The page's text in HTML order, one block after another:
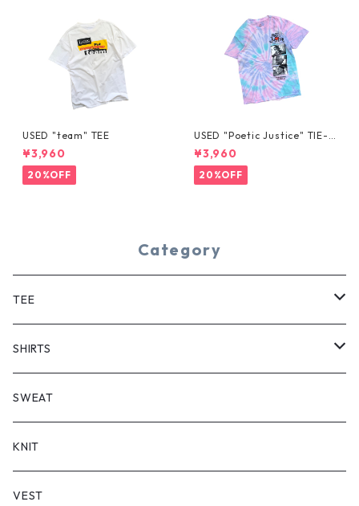
USED "team" TEE
¥3,960
20%OFF
USED "Poetic Justice" TIE-D
YE TEE
¥3,960
20%OFF
Category
TEE
SHORT SLEEVE
LONG SLEEVE
SHIRTS
SHORT SLEEVE
LONG SLEEVE
SWEAT
KNIT
VEST